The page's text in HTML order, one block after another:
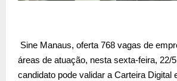
Sine Manaus, oferta 768 vagas de
áreas de atuação, nesta sexta-feira, 22/
candidato pode validar a Carteira Digital